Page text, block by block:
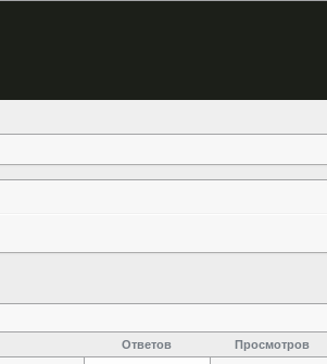
Ответов Просмотров